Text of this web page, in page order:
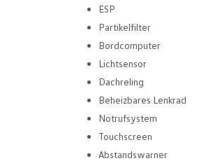
ESP
Partikelfilter
Bordcomputer
Lichtsensor
Dachreling
Beheizbares Lenkrad
Notrufsystem
Touchscreen
Abstandswarner